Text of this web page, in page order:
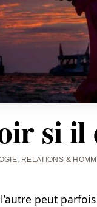
si il
, RELATIONS &
peut